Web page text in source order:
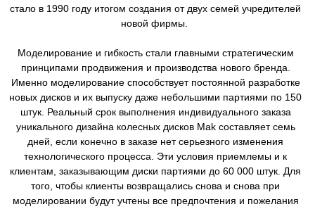
стало в 1990 году итогом создания от двух семей учредителей
новой фирмы.
Моделирование и гибкость стали главными стратегическим
принципами продвижения и производства нового бренда.
Именно моделирование способствует постоянной разработке
новых дисков и их выпуску даже небольшими партиями по 150
штук. Реальный срок выполнения индивидуального заказа
уникального дизайна колесных дисков Mak составляет семь
дней, если конечно в заказе нет серьезного изменения
технологического процесса. Эти условия приемлемы и к
клиентам, заказывающим диски партиями до 60 000 штук. Для
того, чтобы клиенты возвращались снова и снова при
моделировании будут учтены все предпочтения и пожелания